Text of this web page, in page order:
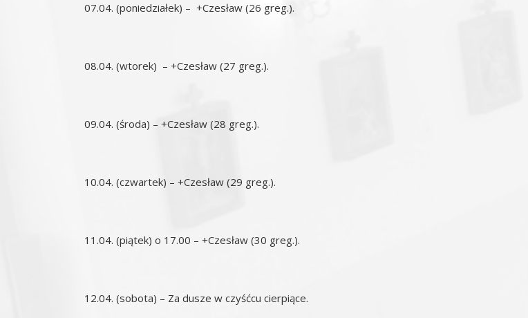
07.04. (poniedziałek) – +Czesław (26 greg.).
08.04. (wtorek) – +Czesław (27 greg.).
09.04. (środa) – +Czesław (28 greg.).
10.04. (czwartek) – +Czesław (29 greg.).
11.04. (piątek) o 17.00 – +Czesław (30 greg.).
12.04. (sobota) – Za dusze w czyśćcu cierpiące.